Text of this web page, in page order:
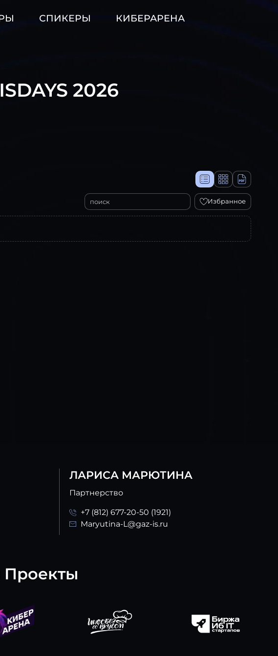
СПИКЕРЫ
КИБЕРАРЕНА
2026
Избранное
ЛАРИСА МАРЮТИНА
Партнерство
+7 (812) 677-20-50 (1921)
Maryutina-L@gaz-is.ru